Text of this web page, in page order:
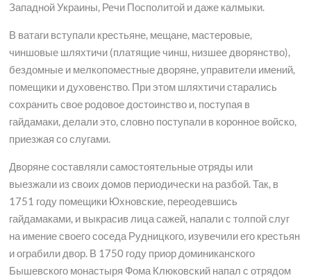
Западной Украины, Речи Посполитой и даже калмыки.
В ватаги вступали крестьяне, мещане, мастеровые,
чиншовые шляхтичи (платящие чинш, низшее дворянство),
бездомные и мелкопоместные дворяне, управители имений,
помещики и духовенство. При этом шляхтичи старались
сохранить свое родовое достоинство и, поступая в
гайдамаки, делали это, словно поступали в коронное войско,
приезжая со слугами.
Дворяне составляли самостоятельные отряды или
выезжали из своих домов периодически на разбой. Так, в
1751 году помещики Юхновские, переодевшись
гайдамаками, и выкрасив лица сажей, напали с толпой слуг
на имение своего соседа Рудницкого, изувечили его крестьян
и ограбили двор. В 1750 году приор доминиканского
Бышевского монастыря Фома Клюковский напал с отрядом